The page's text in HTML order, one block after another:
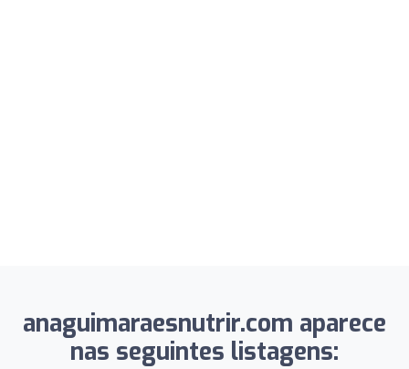
anaguimaraesnutrir.com aparece
nas seguintes listagens: